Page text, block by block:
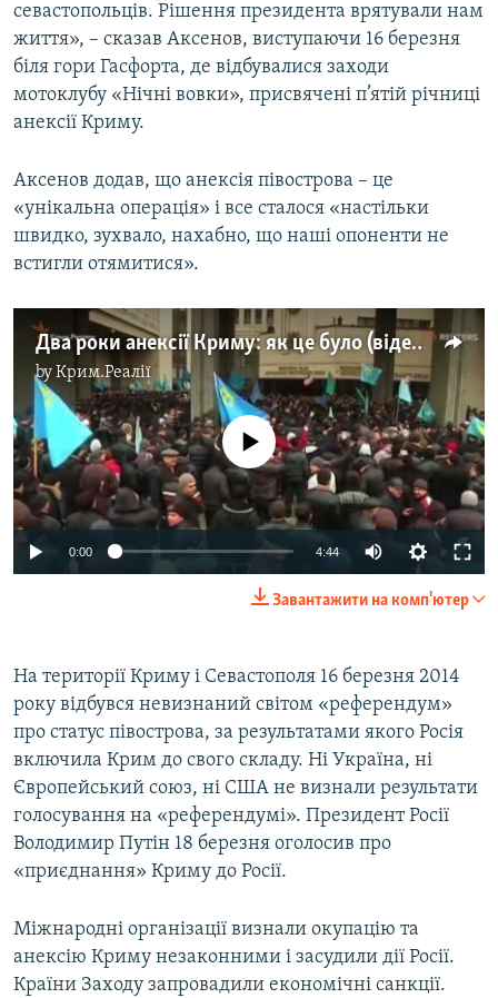
севастопольців. Рішення президента врятували нам
життя», – сказав Аксенов, виступаючи 16 березня
біля гори Гасфорта, де відбувалися заходи
мотоклубу «Нічні вовки», присвячені п’ятій річниці
анексії Криму.
Аксенов додав, що анексія півострова – це
«унікальна операція» і все сталося «настільки
швидко, зухвало, нахабно, що наші опоненти не
встигли отямитися».
Два роки анексії Криму: як це було (відео)
byКрим.Реалії
No media source currently available
0:00 4:44
Завантажити на комп'ютер
На території Криму і Севастополя 16 березня 2014
року відбувся невизнаний світом «референдум»
про статус півострова, за результатами якого Росія
включила Крим до свого складу. Ні Україна, ні
Європейський союз, ні США не визнали результати
голосування на «референдумі». Президент Росії
Володимир Путін 18 березня оголосив про
«приєднання» Криму до Росії.
Міжнародні організації визнали окупацію та
анексію Криму незаконними і засудили дії Росії.
Країни Заходу запровадили економічні санкції.